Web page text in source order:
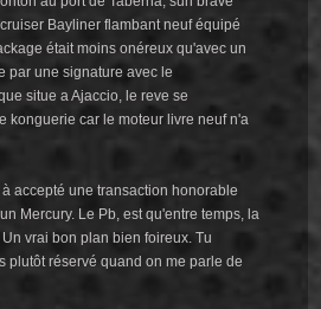
Bayliner flambant neuf équipé
était moins onéreux qu'avec un
par une signature avec le
situe a Ajaccio, le reve se
konguerie car le moteur livre neuf n'a
accepté une transaction honorable
Mercury. Le Pb, est qu'entre temps, la
vrai bon plan bien foireux. Tu
plutôt réservé quand on me parle de